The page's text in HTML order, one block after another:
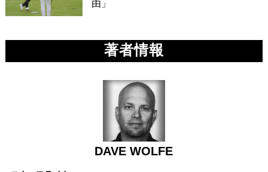
由」
著者情報
DAVE WOLFE